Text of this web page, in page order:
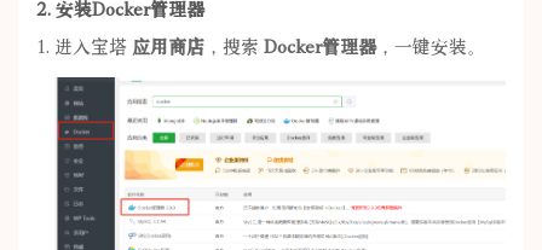
2. 安装Docker管理器
进入宝塔 应用商店 ，搜索 Docker管理器，一键安装。